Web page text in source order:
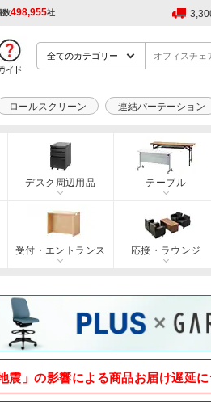
数498,955社
ロールスクリーン 連結パーテーション
デスク周辺用品 テーブル
受付・エントランス 応接・ラウンジ
震」の影響による商品お届け遅延